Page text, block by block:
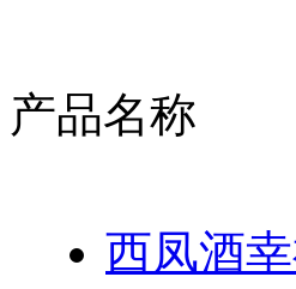
产品名称
西凤酒